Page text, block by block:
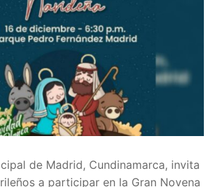
de Madrid, Cundinamarca, invita
a participar en la Gran Novena